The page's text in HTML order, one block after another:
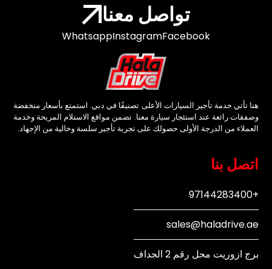
تواصل معنا
Facebook
Instagram
Whatsapp
هنا تأتي خدمة تأجير السيارات الأعلى تصنيفًا في دبي. استمتع بأسعار منخفضة
وصفقات رائعة عند استئجار سيارة معنا. تضمن مواقع الاستلام المريحة وخدمة
العملاء من الدرجة الأولى حصولك على تجربة تأجير سلسة وخالية من الإجهاد.
اتصل بنا
+97144283400
sales@haladrive.ae
برج ازوريت محل رقم 2 الجداف